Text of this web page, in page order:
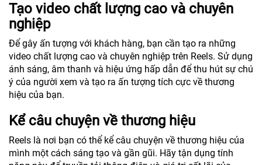
Tạo video chất lượng cao và chuyên
nghiệp
Để gây ấn tượng với khách hàng, bạn cần tạo ra những
video chất lượng cao và chuyên nghiệp trên Reels. Sử dụng
ánh sáng, âm thanh và hiệu ứng hấp dẫn để thu hút sự chú
ý của người xem và tạo ra ấn tượng tích cực về thương
hiệu của bạn.
Kể câu chuyện về thương hiệu
Reels là nơi bạn có thể kể câu chuyện về thương hiệu của
mình một cách sáng tạo và gần gũi. Hãy tận dụng tính